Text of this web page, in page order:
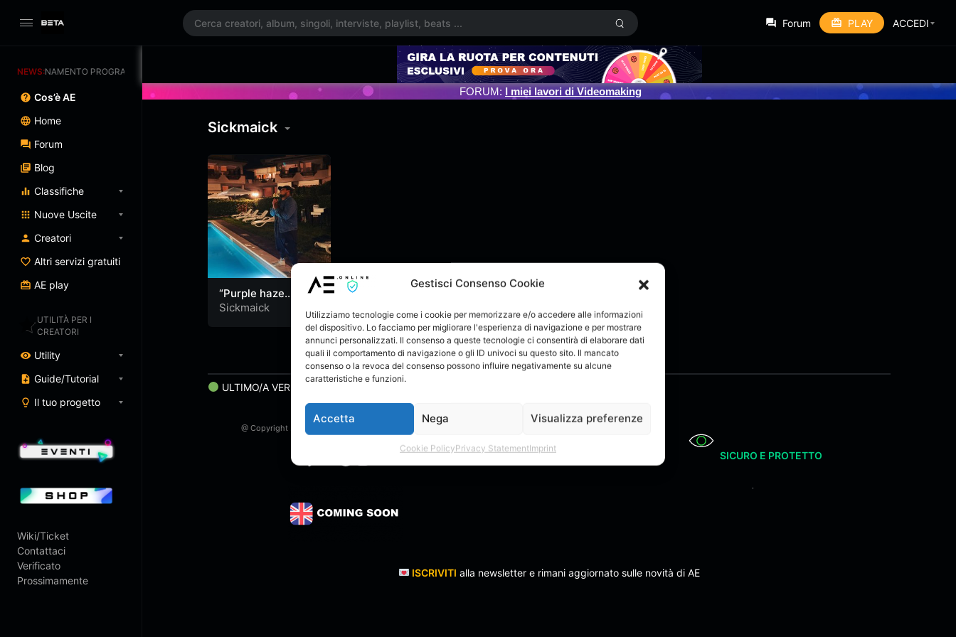
Gestisci Consenso Cookie
Utilizziamo tecnologie come i cookie per memorizzare e/o accedere alle informazioni
del dispositivo. Lo facciamo per migliorare l'esperienza di navigazione e per mostrare
annunci personalizzati. Il consenso a queste tecnologie ci consentirà di elaborare dati
quali il comportamento di navigazione o gli ID univoci su questo sito. Il mancato
consenso o la revoca del consenso possono influire negativamente su alcune
caratteristiche e funzioni.
Accetta Nega Visualizza preferenze
Cookie PolicyPrivacy StatementImprint
Forum PLAY ACCEDI
NEWS:
AGGIORNAMENTO PROGRAMMATO 3/07/2025
Cos’è AE
Home
Forum
Blog
Classifiche
Nuove Uscite
Creatori
Altri servizi gratuiti
AE play
UTILITÀ PER I
CREATORI
Utility
Guide/Tutorial
Il tuo progetto
Wiki/Ticket
Contattaci
Verificato
Prossimamente
FORUM: I miei lavori di Videomaking
Sickmaick
“Purple haze
devastante” (Prod.
Sickmaick
ULTIMO/A VERIFICATO ONLINE: MaryDB
@ Copyright 2023 Artisti Emergenti. All Rights Reserved
SICURO E PROTETTO
ISCRIVITI alla newsletter e rimani aggiornato sulle novità di AE